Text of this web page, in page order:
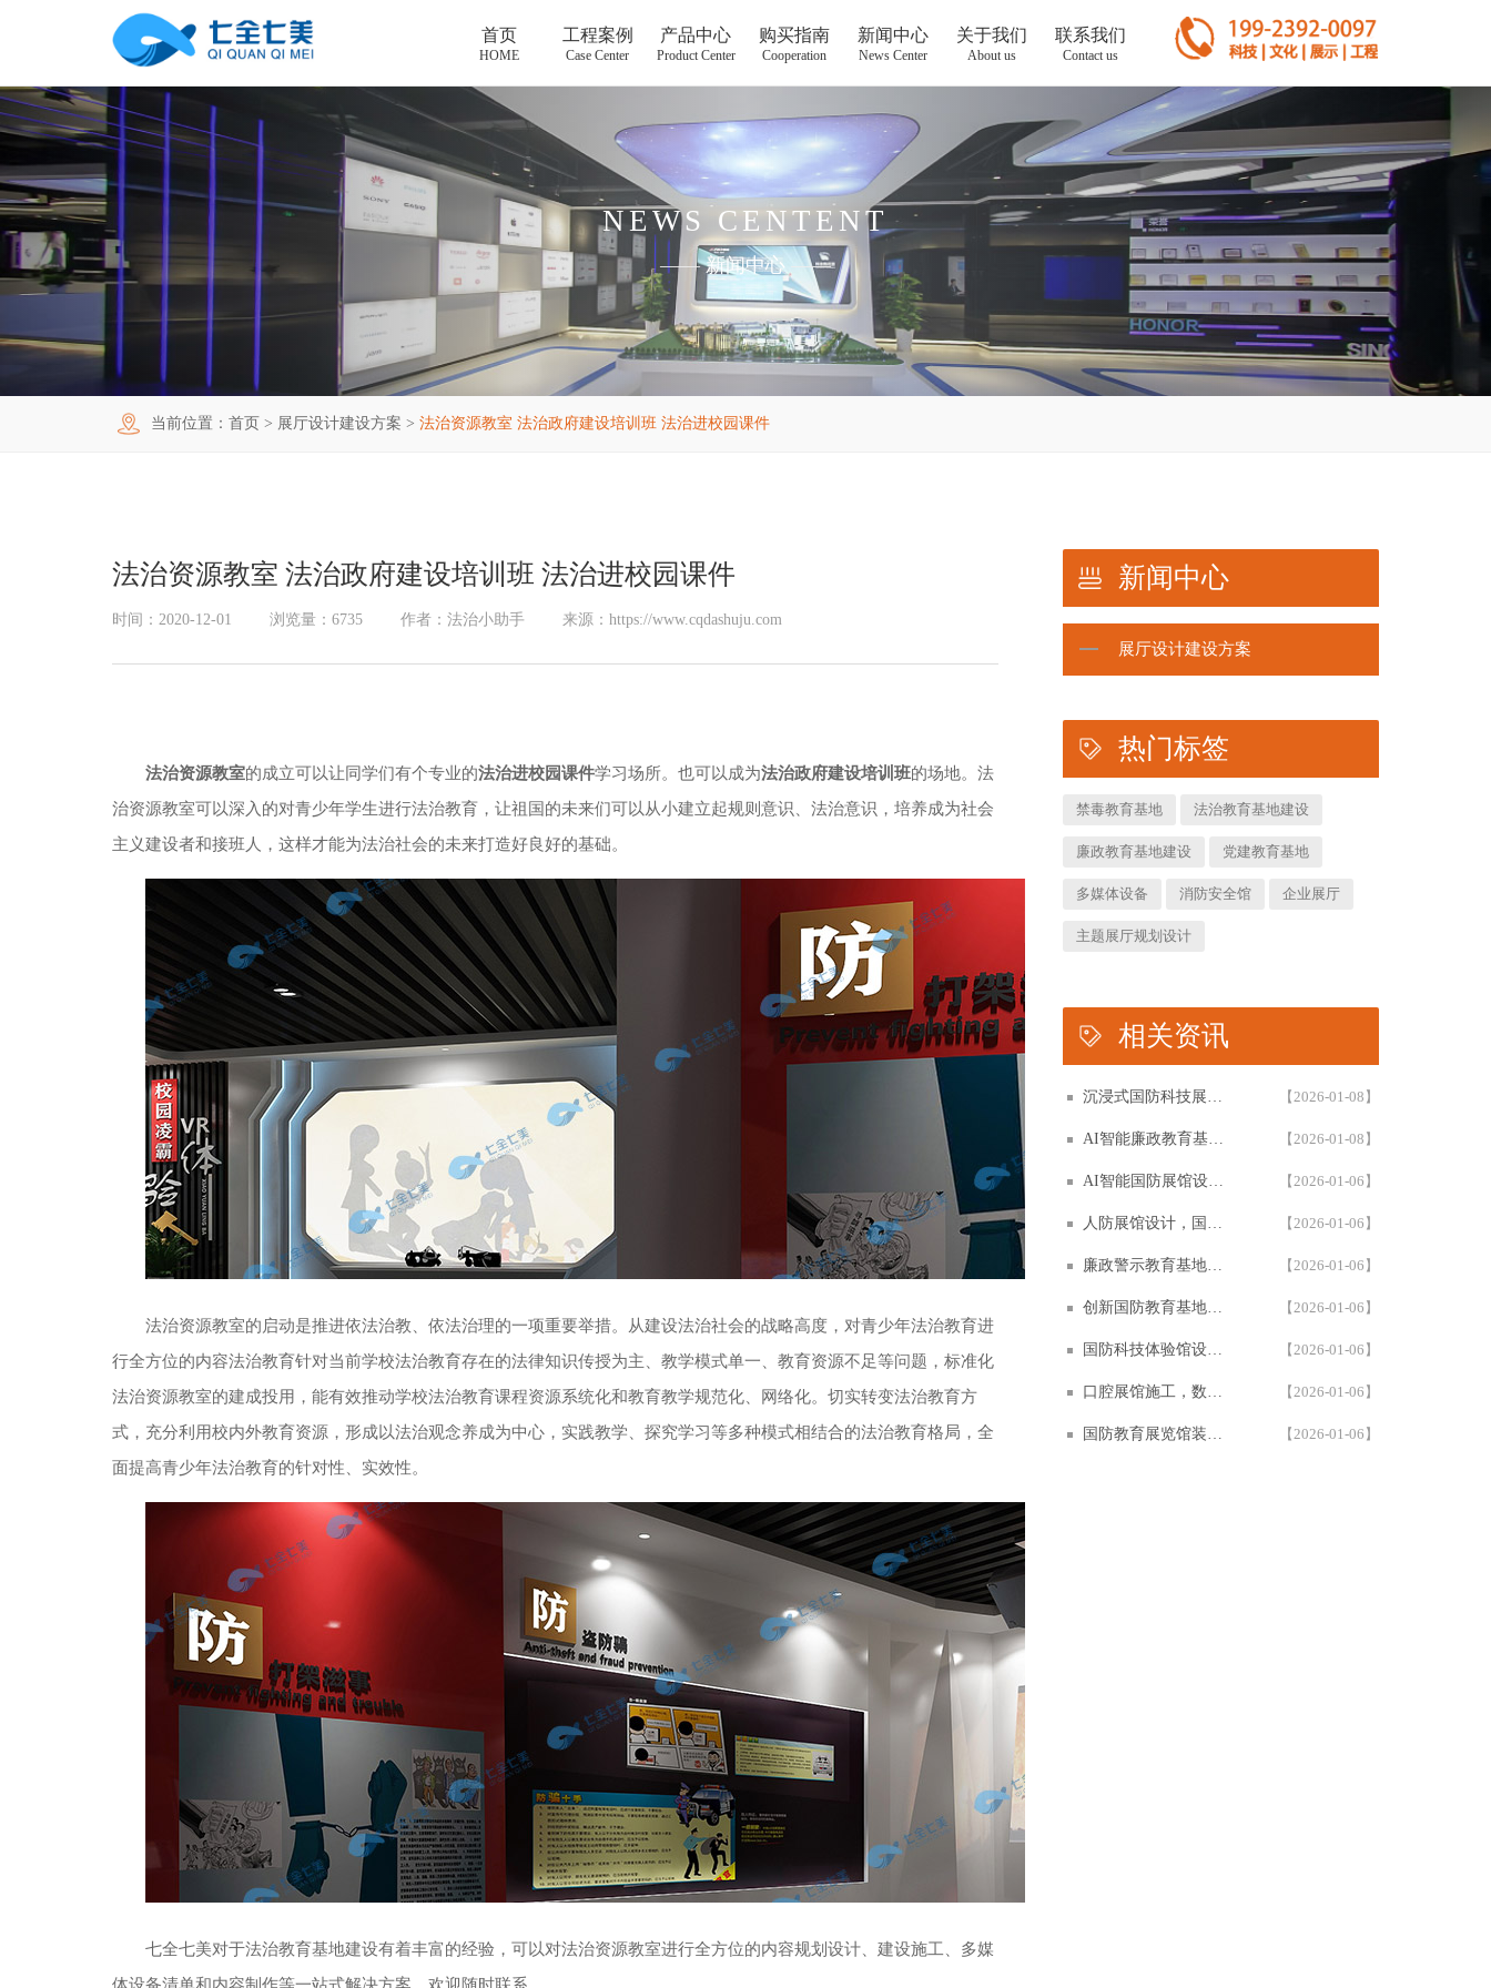
首页
HOME
工程案例
Case Center
产品中心
Product Center
购买指南
Cooperation
新闻中心
News Center
关于我们
About us
联系我们
Contact us
首页
法制教育基地
廉洁廉政展厅
党性教育基地
其他主题展厅
产品中心
法制教育基地数字化设备
禁毒教育基地设备
智慧党建中心多媒体设备
购买指南
关于我们
企业简介
联系我们
NEWS CENTENT
—— 新闻中心 ——
当前位置： 首页 > 展厅设计建设方案 > 法治资源教室 法治政府建设培训班 法治进校园课件
法治资源教室 法治政府建设培训班 法治进校园课件
时间：2020-12-01 浏览量：6735 作者：法治小助手 来源：https://www.cqdashuju.com
法治资源教室的成立可以让同学们有个专业的法治进校园课件学习场所。也可以成为法治政府建设培训班的场地。法
治资源教室可以深入的对青少年学生进行法治教育，让祖国的未来们可以从小建立起规则意识、法治意识，培养成为社会
主义建设者和接班人，这样才能为法治社会的未来打造好良好的基础。
法治资源教室的启动是推进依法治教、依法治理的一项重要举措。从建设法治社会的战略高度，对青少年法治教育进
行全方位的内容法治教育针对当前学校法治教育存在的法律知识传授为主、教学模式单一、教育资源不足等问题，标准化
法治资源教室的建成投用，能有效推动学校法治教育课程资源系统化和教育教学规范化、网络化。切实转变法治教育方
式，充分利用校内外教育资源，形成以法治观念养成为中心，实践教学、探究学习等多种模式相结合的法治教育格局，全
面提高青少年法治教育的针对性、实效性。
七全七美对于法治教育基地建设有着丰富的经验，可以对法治资源教室进行全方位的内容规划设计、建设施工、多媒
新闻中心
展厅设计建设方案
热门标签
禁毒教育基地 法治教育基地建设
廉政教育基地建设 党建教育基地
多媒体设备 消防安全馆 企业展厅
主题展厅规划设计
相关资讯
沉浸式国防科技展馆设计，民防教育体验馆多媒体互动解决方案，以设计施工一体化筑牢国防教育阵地根基 【2026-01-08】
AI智能廉政教育基地设计施工一体化，专业廉政展厅数字化解决方案，以高科技赋能廉政教育阵地创新建设 【2026-01-08】
AI智能国防展馆设计，多媒体互动展厅解决方案，以设计施工一体化筑牢国防教育阵地建设 【2026-01-06】
人防展馆设计，国防展厅多媒体互动解决方案，以设计施工一体化筑牢国防教育阵地 【2026-01-06】
廉政警示教育基地设计施工一体化，多媒体互动廉洁展厅解决方案，以智能科技赋能廉政教育阵地建设 【2026-01-06】
创新国防教育基地网上展馆，多媒体互动国防教育体验馆设计施工一体化，以数字化解决方案筑牢国防教育阵地建设 【2026-01-06】
国防科技体验馆设计施工一体化，多媒体互动国防教育展馆解决方案，以数字化体验赋能国防教育阵地建设 【2026-01-06】
口腔展馆施工，数字化口腔医学博物馆专业解决方案，以设计施工一体化助力口腔健康科普教育阵地建设 【2026-01-06】
国防教育展览馆装修设计，人防博物馆沉浸式解决方案，以设计施工一体化筑牢国防教育阵地根基 【2026-01-06】